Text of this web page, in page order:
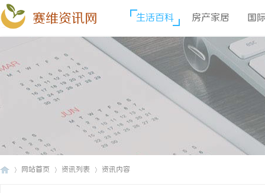
赛维资讯网 生活百科 房产家居 国
网站首页 资讯列表 资讯内容